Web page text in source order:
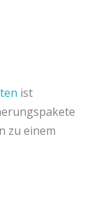
ist
zu einem